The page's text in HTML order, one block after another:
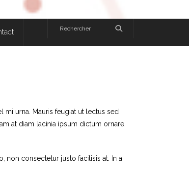
mi urna. Mauris feugiat ut lectus sed
at diam lacinia ipsum dictum ornare.
non consectetur justo facilisis at. In a